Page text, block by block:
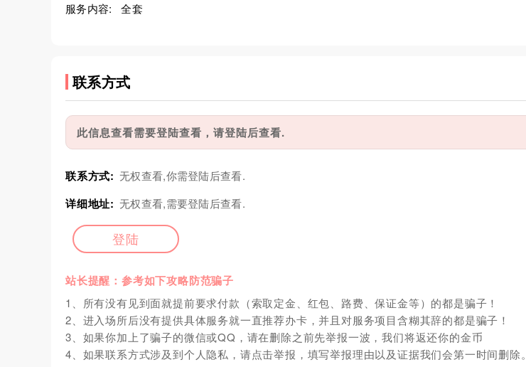
服务内容: 全套
联系方式
此信息查看需要登陆查看，请登陆后查看.
联系方式: 无权查看,你需登陆后查看.
详细地址: 无权查看,需要登陆后查看.
登陆
站长提醒：参考如下攻略防范骗子
1、所有没有见到面就提前要求付款（索取定金、红包、路费、保证金等）的都是骗子！
2、进入场所后没有提供具体服务就一直推荐办卡，并且对服务项目含糊其辞的都是骗子！
3、如果你加上了骗子的微信或QQ，请在删除之前先举报一波，我们将返还你的金币
4、如果联系方式涉及到个人隐私，请点击举报，填写举报理由以及证据我们会第一时间删除。